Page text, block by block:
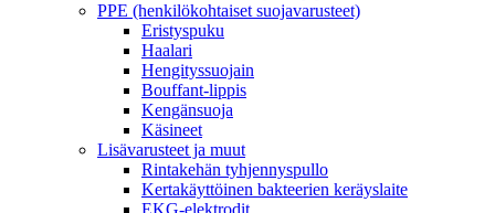
PPE (henkilökohtaiset suojavarusteet)
Eristyspuku
Haalari
Hengityssuojain
Bouffant-lippis
Kengänsuoja
Käsineet
Lisävarusteet ja muut
Rintakehän tyhjennyspullo
Kertakäyttöinen bakteerien keräyslaite
EKG-elektrodit